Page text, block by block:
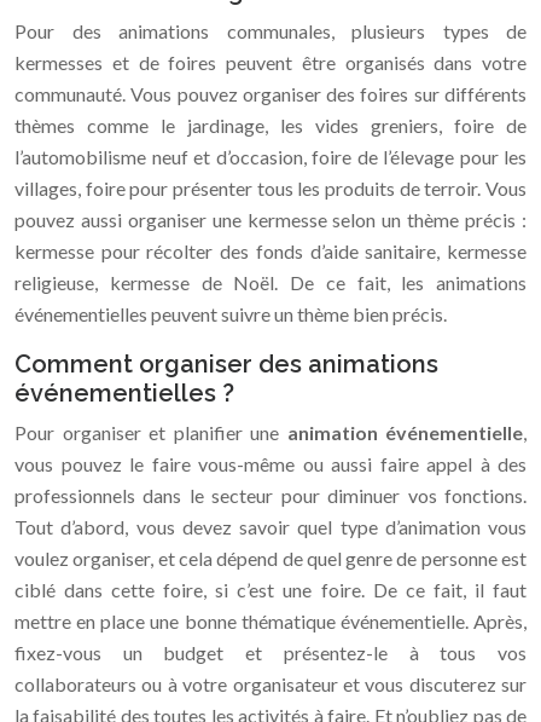
Pour des animations communales, plusieurs types de
kermesses et de foires peuvent être organisés dans votre
communauté. Vous pouvez organiser des foires sur différents
thèmes comme le jardinage, les vides greniers, foire de
l’automobilisme neuf et d’occasion, foire de l’élevage pour les
villages, foire pour présenter tous les produits de terroir. Vous
pouvez aussi organiser une kermesse selon un thème précis :
kermesse pour récolter des fonds d’aide sanitaire, kermesse
religieuse, kermesse de Noël. De ce fait, les animations
événementielles peuvent suivre un thème bien précis.
Comment organiser des animations
événementielles ?
Pour organiser et planifier une animation événementielle,
vous pouvez le faire vous-même ou aussi faire appel à des
professionnels dans le secteur pour diminuer vos fonctions.
Tout d’abord, vous devez savoir quel type d’animation vous
voulez organiser, et cela dépend de quel genre de personne est
ciblé dans cette foire, si c’est une foire. De ce fait, il faut
mettre en place une bonne thématique événementielle. Après,
fixez-vous un budget et présentez-le à tous vos
collaborateurs ou à votre organisateur et vous discuterez sur
la faisabilité des toutes les activités à faire. Et n’oubliez pas de